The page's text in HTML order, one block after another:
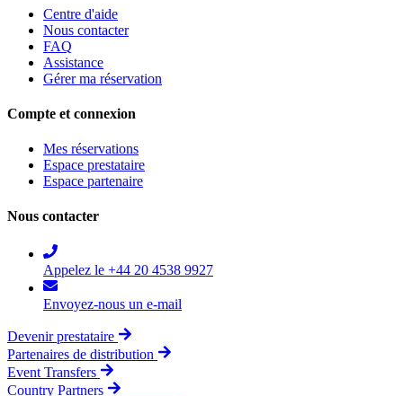
Centre d'aide
Nous contacter
FAQ
Assistance
Gérer ma réservation
Compte et connexion
Mes réservations
Espace prestataire
Espace partenaire
Nous contacter
Appelez le +44 20 4538 9927
Envoyez-nous un e-mail
Devenir prestataire
Partenaires de distribution
Event Transfers
Country Partners